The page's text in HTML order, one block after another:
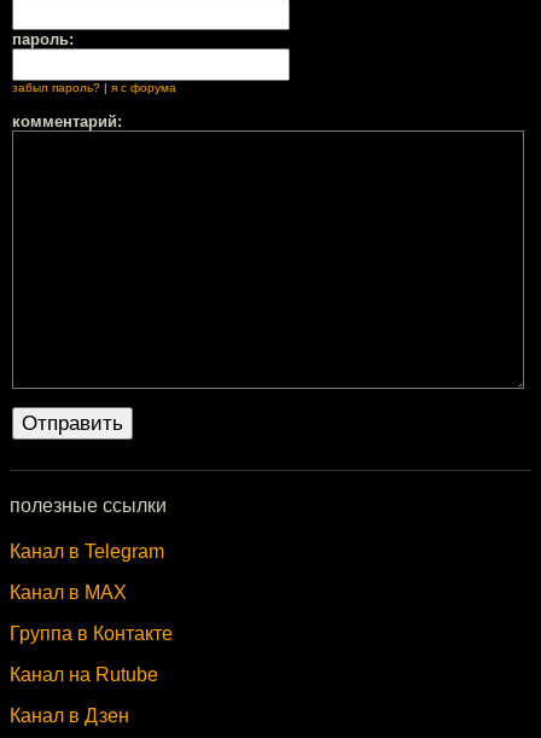
пароль:
забыл пароль? | я с форума
комментарий:
полезные ссылки
Канал в Telegram
Канал в MAX
Группа в Контакте
Канал на Rutube
Канал в Дзен